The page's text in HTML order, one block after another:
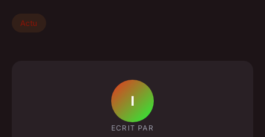
Actu
I
ECRIT PAR